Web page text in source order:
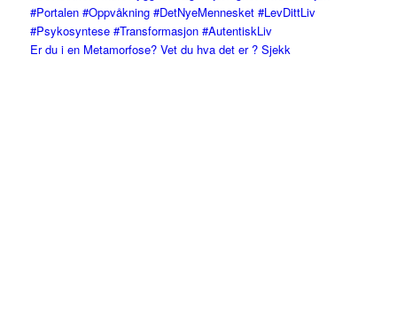
Er du i en Metamorfose? Vet du hva det er ? Sjekk